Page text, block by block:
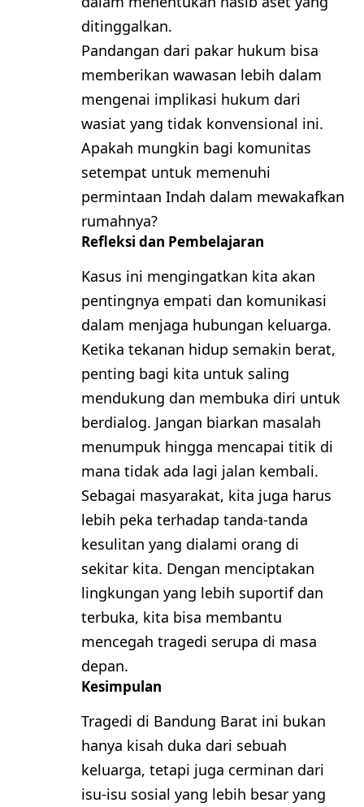
ditinggalkan.
Pandangan dari pakar hukum bisa
memberikan wawasan lebih dalam
mengenai implikasi hukum dari
wasiat yang tidak konvensional ini.
Apakah mungkin bagi komunitas
setempat untuk memenuhi
permintaan Indah dalam mewakafkan
rumahnya?
Refleksi dan Pembelajaran
Kasus ini mengingatkan kita akan
pentingnya empati dan komunikasi
dalam menjaga hubungan keluarga.
Ketika tekanan hidup semakin berat,
penting bagi kita untuk saling
mendukung dan membuka diri untuk
berdialog. Jangan biarkan masalah
menumpuk hingga mencapai titik di
mana tidak ada lagi jalan kembali.
Sebagai masyarakat, kita juga harus
lebih peka terhadap tanda-tanda
kesulitan yang dialami orang di
sekitar kita. Dengan menciptakan
lingkungan yang lebih suportif dan
terbuka, kita bisa membantu
mencegah tragedi serupa di masa
depan.
Kesimpulan
Tragedi di Bandung Barat ini bukan
hanya kisah duka dari sebuah
keluarga, tetapi juga cerminan dari
isu-isu sosial yang lebih besar yang